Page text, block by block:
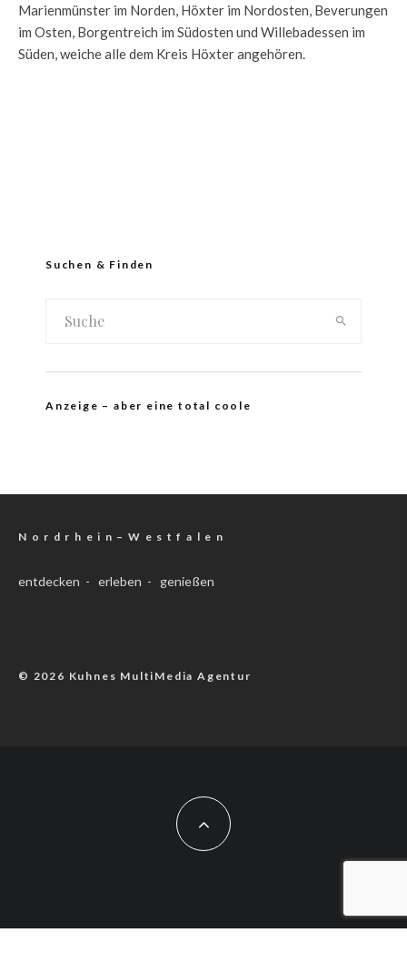
Marienmünster im Norden, Höxter im Nordosten, Beverungen
im Osten, Borgentreich im Südosten und Willebadessen im
Süden, weiche alle dem Kreis Höxter angehören.
Suchen & Finden
Anzeige – aber eine total coole
N o r d r h e i n – W e s t f a l e n
entdecken - erleben - genießen
© 2026 Kuhnes MultiMedia Agentur